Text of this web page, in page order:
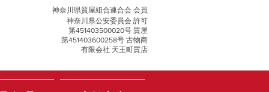
神奈川県質屋組合連合会 会員
神奈川県公安委員会 許可
第451403500020号 質屋
第451403600258号 古物商
有限会社 天王町質店